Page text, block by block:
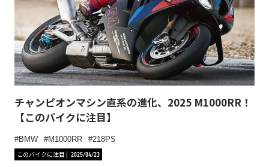
チャンピオンマシン直系の進化、2025 M1000RR！
【このバイクに注目】
BMW M1000RR
218PS
このバイクに注目
2025/04/23